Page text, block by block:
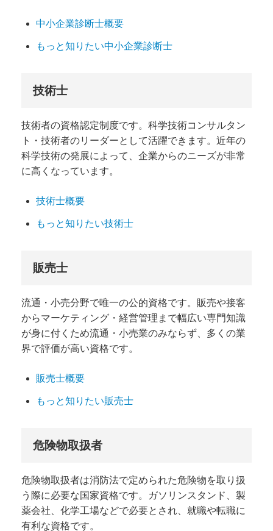
中小企業診断士概要
もっと知りたい中小企業診断士
技術士
技術者の資格認定制度です。科学技術コンサルタン
ト・技術者のリーダーとして活躍できます。近年の
科学技術の発展によって、企業からのニーズが非常
に高くなっています。
技術士概要
もっと知りたい技術士
販売士
流通・小売分野で唯一の公的資格です。 販売や接客
からマーケティング・経営管理まで幅広い専門知識
が身に付くため流通・小売業のみならず、多くの業
界で評価が高い資格です。
販売士概要
もっと知りたい販売士
危険物取扱者
危険物取扱者は消防法で定められた危険物を取り扱
う際に必要な国家資格です。ガソリンスタンド、製
薬会社、化学工場などで必要とされ、就職や転職に
有利な資格です。